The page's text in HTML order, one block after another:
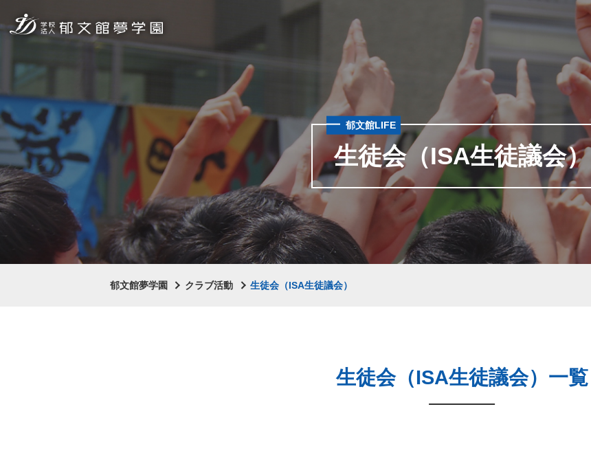
生徒会（ISA生徒議会）
郁文館LIFE
郁文館夢学園 クラブ活動 生徒会（ISA生徒議会）
生徒会（ISA生徒議会）一覧